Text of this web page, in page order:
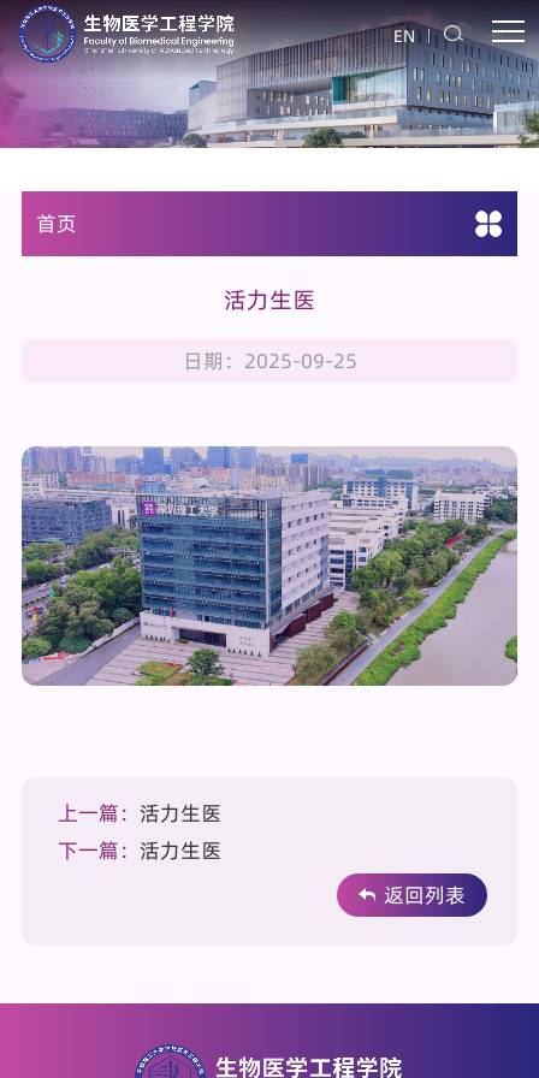
EN
首页
活力生医
日期：2025-09-25
上一篇： 活力生医
下一篇： 活力生医
返回列表